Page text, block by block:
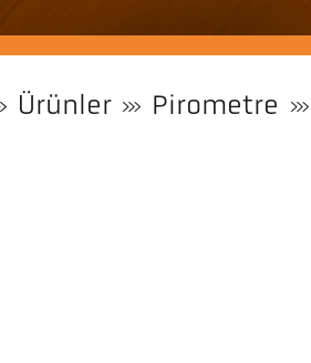
Ürünler Pirometre